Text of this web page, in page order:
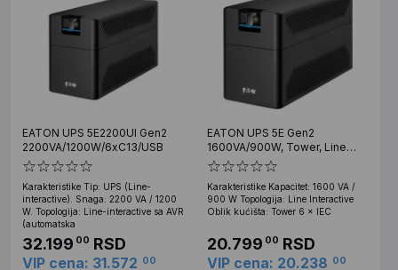
EATON UPS 5E2200UI Gen2
2200VA/1200W/6xC13/USB
Karakteristike Tip: UPS (Line-
interactive). Snaga: 2200 VA / 1200
W. Topologija: Line-interactive sa AVR
(automatska
32.199 00 RSD
VIP cena: 31.572 00
EATON UPS 5E Gen2
1600VA/900W, Tower, Line
Interactive, 6 x IEC C13
Outputs
Karakteristike Kapacitet: 1600 VA /
900 W Topologija: Line Interactive
Oblik kućišta: Tower 6 × IEC
20.799 00 RSD
VIP cena: 20.238 00